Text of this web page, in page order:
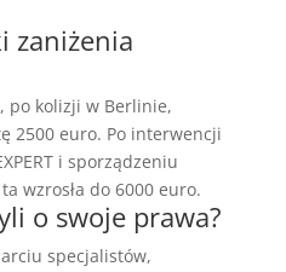
zaniżenia
po kolizji w Berlinie,
2500 euro. Po interwencji
i sporządzeniu
wzrosła do 6000 euro.
o swoje prawa?
specjalistów,